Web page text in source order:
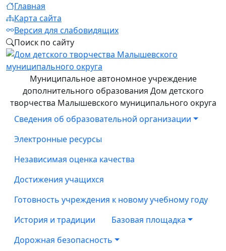
Главная
Карта сайта
Версия для слабовидящих
Поиск по сайту
Муниципальное автономное учреждение
дополнительного образования Дом детского
творчества Малышевского муниципального округа
Сведения об образовательной организации
Электронные ресурсы
Независимая оценка качества
Достижения учащихся
Готовность учреждения к новому учебному году
История и традиции
Базовая площадка
Дорожная безопасность